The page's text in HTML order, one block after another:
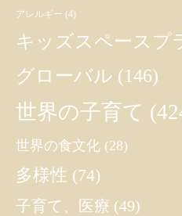
アレルギー (4)
キッズスペースプ
グローバル (146)
世界の子育て
世界の食文化 (28)
多様性 (74)
子育て、医療 (49)